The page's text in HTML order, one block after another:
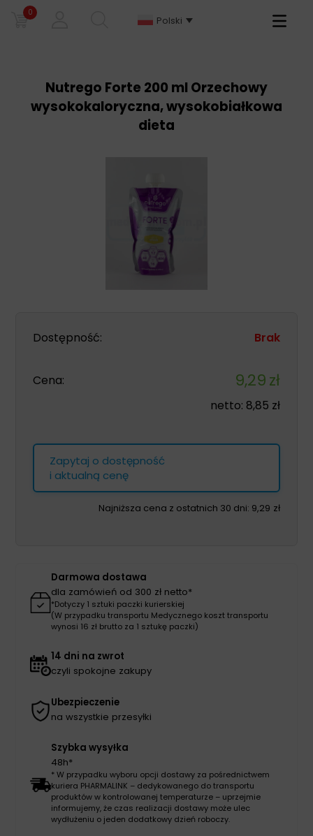
0
Polski
Primary
Nutrego Forte 200 ml Orzechowy
wysokokaloryczna, wysokobiałkowa
dieta
Dostępność: Brak
Cena: 9,29zł
netto: 8,85 zł
Zapytaj o dostępność
i aktualną cenę
Najniższa cena z ostatnich 30 dni: 9,29 zł
Darmowa dostawa
dla zamówień od 300 zł netto*
*Dotyczy 1 sztuki paczki kurierskiej
(W przypadku transportu Medycznego koszt transportu
wynosi 16 zł brutto za 1 sztukę paczki)
14 dni na zwrot
czyli spokojne zakupy
Ubezpieczenie
na wszystkie przesyłki
Szybka wysyłka
48h*
* W przypadku wyboru opcji dostawy za pośrednictwem
kuriera PHARMALINK – dedykowanego do transportu
produktów w kontrolowanej temperaturze – uprzejmie
informujemy, że czas realizacji dostawy może ulec
wydłużeniu o jeden dodatkowy dzień roboczy.